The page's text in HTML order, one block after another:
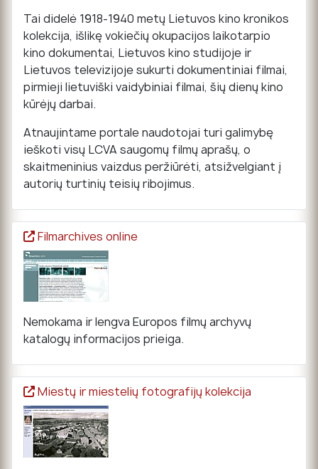
Tai didelė 1918-1940 metų Lietuvos kino kronikos
kolekcija, išlikę vokiečių okupacijos laikotarpio
kino dokumentai, Lietuvos kino studijoje ir
Lietuvos televizijoje sukurti dokumentiniai filmai,
pirmieji lietuviški vaidybiniai filmai, šių dienų kino
kūrėjų darbai.
Atnaujintame portale naudotojai turi galimybę
ieškoti visų LCVA saugomų filmų aprašų, o
skaitmeninius vaizdus peržiūrėti, atsižvelgiant į
autorių turtinių teisių ribojimus.
Filmarchives online
Nemokama ir lengva Europos filmų archyvų
katalogų informacijos prieiga.
Miestų ir miestelių fotografijų kolekcija